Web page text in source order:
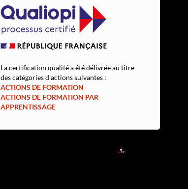
La certification qualité a été délivrée au titre
des catégories d'actions suivantes :
ACTIONS DE FORMATION
ACTIONS DE FORMATION PAR
APPRENTISSAGE
SUP
RED